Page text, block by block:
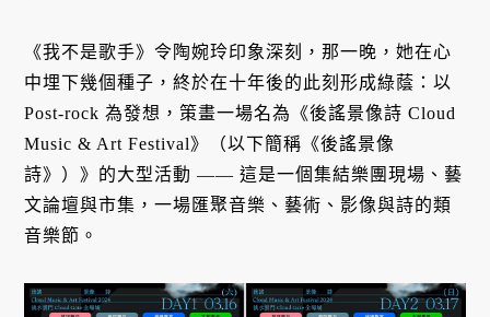
《我不是歌手》令陶婉玲印象深刻，那一晚，她在心
中埋下幾個種子，終於在十年後的此刻形成綠蔭：以
Post-rock 為發想，策畫一場名為《後謠景像詩 Cloud
Music & Art Festival》（以下簡稱《後謠景像
詩》）》的大型活動 —— 這是一個集結樂團現場、藝
文論壇與市集，一場匯聚音樂、藝術、影像與詩的類
音樂節。